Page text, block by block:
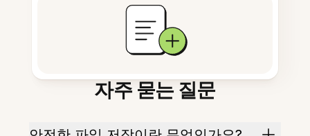
자주 묻는 질문